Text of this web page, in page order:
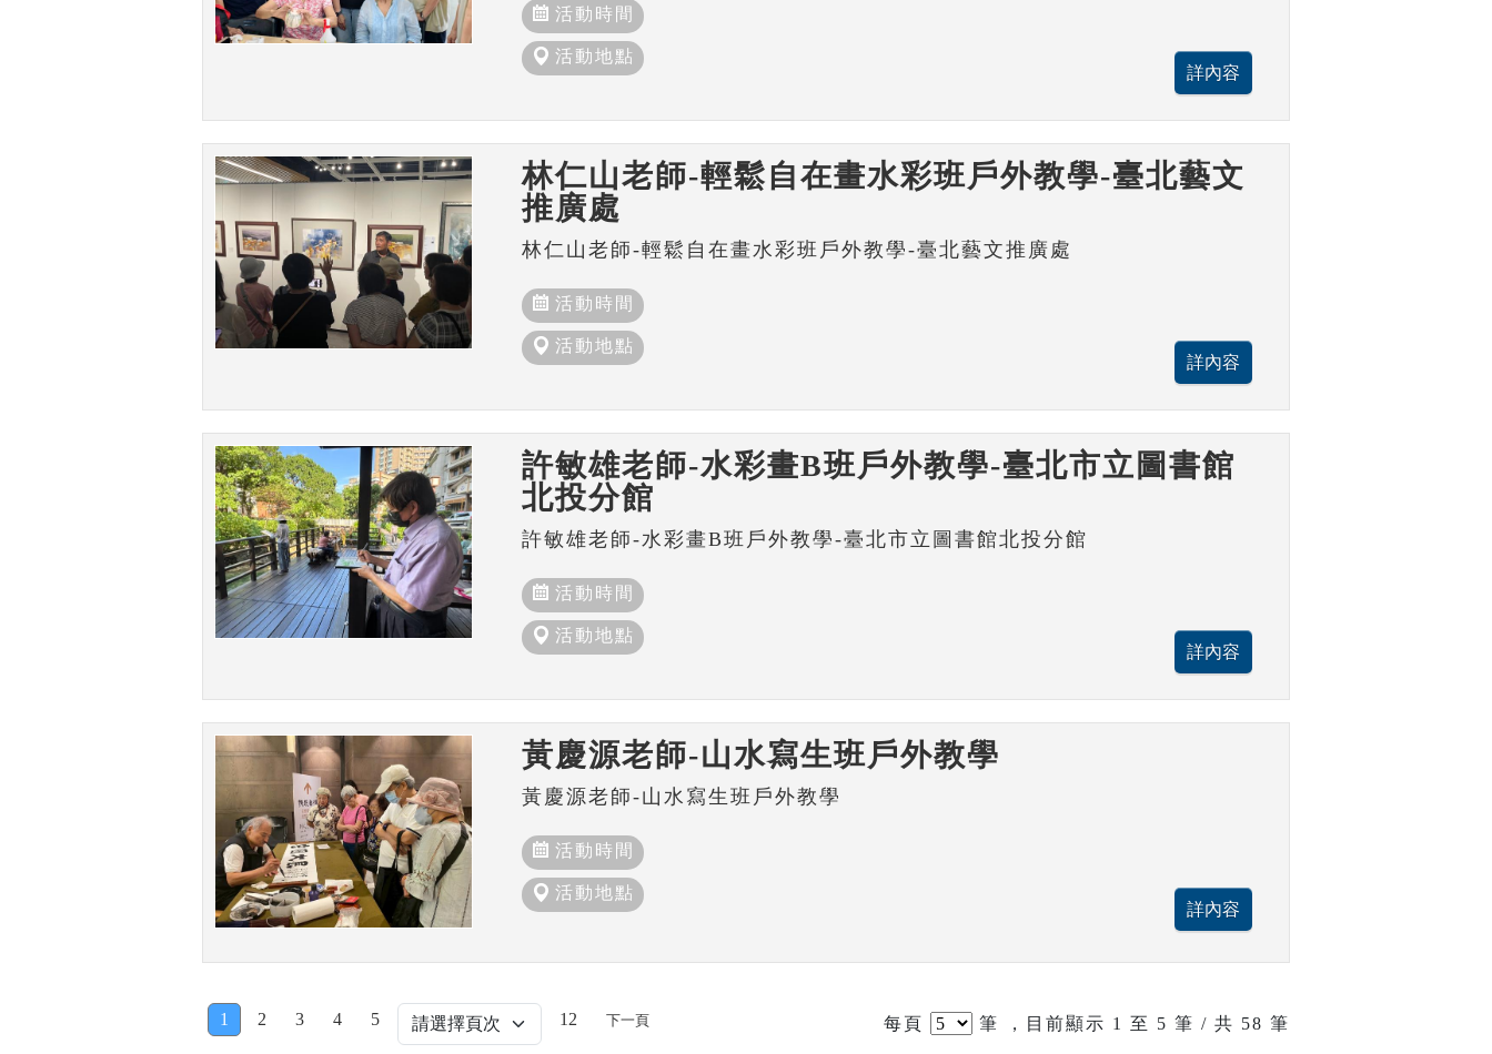
活動時間
活動地點
林仁山老師-輕鬆自在畫水彩班戶外教學-臺北藝文
推廣處
林仁山老師-輕鬆自在畫水彩班戶外教學-臺北藝文推廣處
活動時間
活動地點
許敏雄老師-水彩畫B班戶外教學-臺北市立圖書館
北投分館
許敏雄老師-水彩畫B班戶外教學-臺北市立圖書館北投分館
活動時間
活動地點
黃慶源老師-山水寫生班戶外教學
黃慶源老師-山水寫生班戶外教學
活動時間
活動地點
1 2 3 4 5 12 下一頁 每頁 筆 ，目前顯示 1 至 5 筆 / 共 58 筆